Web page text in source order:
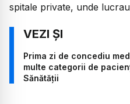
spitale private, unde
Prima zi de concediu
multe categorii de
Sănătății